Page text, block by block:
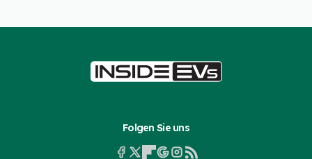
Folgen Sie uns